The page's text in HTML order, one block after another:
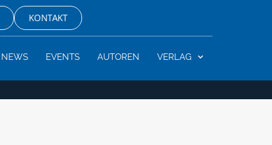
KONTAKT
NEWS EVENTS AUTOREN VERLAG